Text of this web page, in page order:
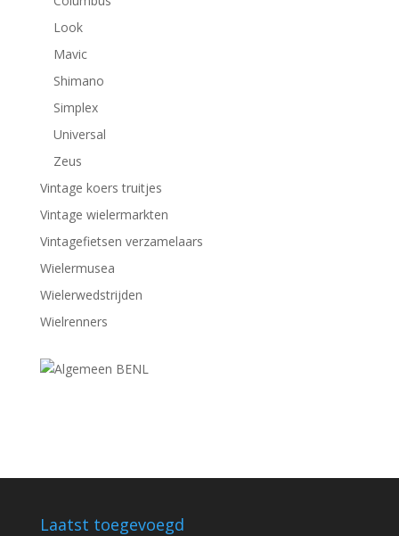
Look
Mavic
Shimano
Simplex
Universal
Zeus
Vintage koers truitjes
Vintage wielermarkten
Vintagefietsen verzamelaars
Wielermusea
Wielerwedstrijden
Wielrenners
Laatst toegevoegd